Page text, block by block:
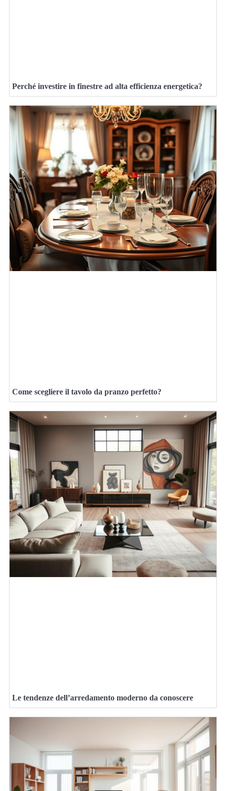
Perché investire in finestre ad alta efficienza energetica?
Come scegliere il tavolo da pranzo perfetto?
Le tendenze dell’arredamento moderno da conoscere